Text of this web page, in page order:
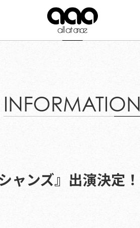
INFORMATION
ャンズ』出演決定！